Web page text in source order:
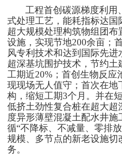
工程首创碳源梯度利用
式处理工艺，能耗指标达国
超大规模处理构筑物组团布
设施，实现节地200余亩；
风专利技术和达到国际先进
超深基坑围护技术，节约土
工期近20%；首创生物反应
现现场无人值守；首次在地
构，缩短工期3个月。并在
低挤土劲性复合桩在超大超
度异形薄壁混凝土配水井施
循“不降标、不减量、零排
规模、多节点的新老设施切
务。